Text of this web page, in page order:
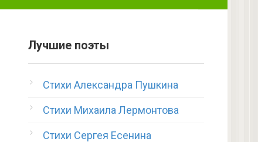
Лучшие поэты
Стихи Александра Пушкина
Стихи Михаила Лермонтова
Стихи Сергея Есенина